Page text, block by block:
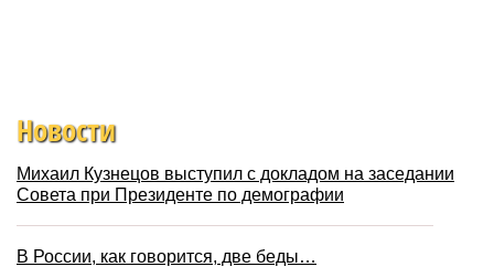
Новости
Михаил Кузнецов выступил с докладом на заседании
Совета при Президенте по демографии
В России, как говорится, две беды…